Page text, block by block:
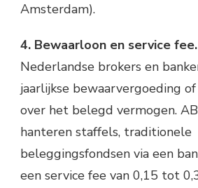
Amsterdam).
4. Bewaarloon en service fee.
Nederlandse brokers en
jaarlijkse bewaarvergoeding
over het belegd vermogen.
hanteren staffels, traditionele
beleggingsfondsen via een
een service fee van 0,15 tot